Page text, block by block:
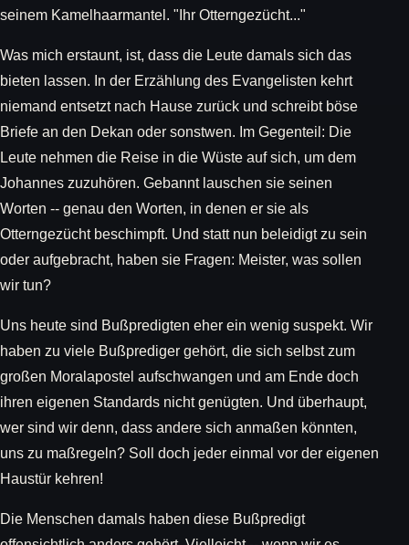
seinem Kamelhaarmantel. "Ihr Otterngezücht..."
Was mich erstaunt, ist, dass die Leute damals sich das
bieten lassen. In der Erzählung des Evangelisten kehrt
niemand entsetzt nach Hause zurück und schreibt böse
Briefe an den Dekan oder sonstwen. Im Gegenteil: Die
Leute nehmen die Reise in die Wüste auf sich, um dem
Johannes zuzuhören. Gebannt lauschen sie seinen
Worten -- genau den Worten, in denen er sie als
Otterngezücht beschimpft. Und statt nun beleidigt zu sein
oder aufgebracht, haben sie Fragen: Meister, was sollen
wir tun?
Uns heute sind Bußpredigten eher ein wenig suspekt. Wir
haben zu viele Bußprediger gehört, die sich selbst zum
großen Moralapostel aufschwangen und am Ende doch
ihren eigenen Standards nicht genügten. Und überhaupt,
wer sind wir denn, dass andere sich anmaßen könnten,
uns zu maßregeln? Soll doch jeder einmal vor der eigenen
Haustür kehren!
Die Menschen damals haben diese Bußpredigt